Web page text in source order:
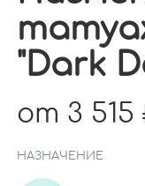
"Dark
от 3 515
НАЗНАЧЕНИЕ